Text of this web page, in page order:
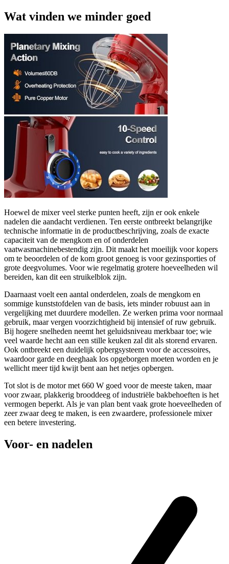
Wat vinden we minder goed
Hoewel de mixer veel sterke punten heeft, zijn er ook enkele
nadelen die aandacht verdienen. Ten eerste ontbreekt belangrijke
technische informatie in de productbeschrijving, zoals de exacte
capaciteit van de mengkom en of onderdelen
vaatwasmachinebestendig zijn. Dit maakt het moeilijk voor kopers
om te beoordelen of de kom groot genoeg is voor gezinsporties of
grote deegvolumes. Voor wie regelmatig grotere hoeveelheden wil
bereiden, kan dit een struikelblok zijn.
Daarnaast voelt een aantal onderdelen, zoals de mengkom en
sommige kunststofdelen van de basis, iets minder robuust aan in
vergelijking met duurdere modellen. Ze werken prima voor normaal
gebruik, maar vergen voorzichtigheid bij intensief of ruw gebruik.
Bij hogere snelheden neemt het geluidsniveau merkbaar toe; wie
veel waarde hecht aan een stille keuken zal dit als storend ervaren.
Ook ontbreekt een duidelijk opbergsysteem voor de accessoires,
waardoor garde en deeghaak los opgeborgen moeten worden en je
wellicht meer tijd kwijt bent aan het netjes opbergen.
Tot slot is de motor met 660 W goed voor de meeste taken, maar
voor zwaar, plakkerig brooddeeg of industriële bakbehoeften is het
vermogen beperkt. Als je van plan bent vaak grote hoeveelheden of
zeer zwaar deeg te maken, is een zwaardere, professionele mixer
een betere investering.
Voor- en nadelen